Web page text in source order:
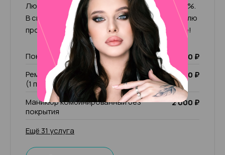
Люблю свою работу и отдаюсь ей на все 100%.
В свободное время увлекаюсь спортом, люблю
прогулки и общение. Жду вас в нашем салоне!
Покрытие Лечебный лак
1 000 ₽
Ремонт ногтя (1 пальчик)/ чужой ремонт
(1 пальчик)
200 ₽
Маникюр комбинированный без
покрытия
2 000 ₽
Ещё 31 услуга